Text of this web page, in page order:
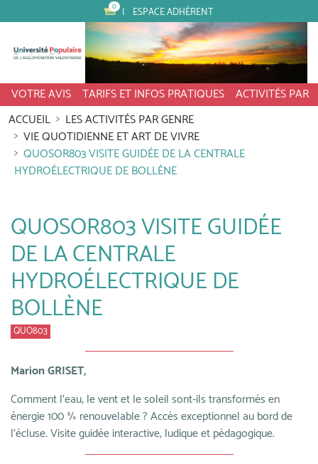
0 ESPACE ADHÉRENT
VOTRE AVIS TARIFS ET INFOS PRATIQUES ACTIVITÉS PAR
ACCUEIL
LES ACTIVITÉS PAR GENRE
VIE QUOTIDIENNE ET ART DE VIVRE
QUOSOR803 VISITE GUIDÉE DE LA CENTRALE
HYDROÉLECTRIQUE DE BOLLÈNE
QUOSOR803 VISITE GUIDÉE
DE LA CENTRALE
HYDROÉLECTRIQUE DE
BOLLÈNE
QUO803
Marion GRISET,
Comment l'eau, le vent et le soleil sont-ils transformés en
énergie 100 % renouvelable ? Accès exceptionnel au bord de
l'écluse. Visite guidée interactive, ludique et pédagogique.